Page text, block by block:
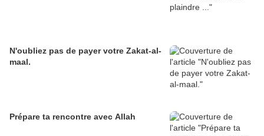
N'oubliez pas de payer votre Zakat-al-
maal.
Prépare ta rencontre avec Allah